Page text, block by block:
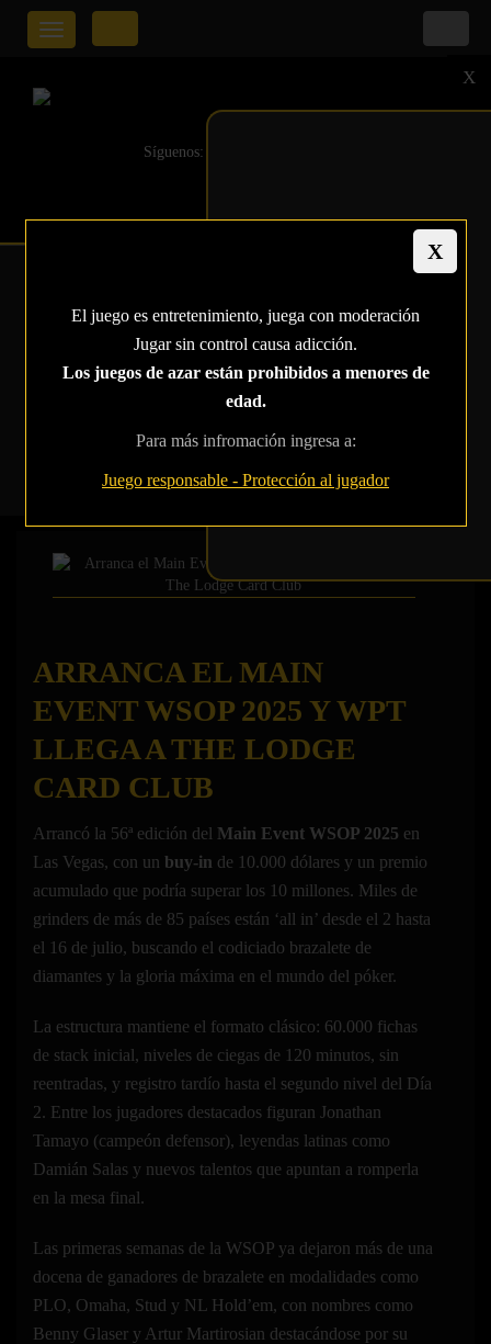
X
El juego es entretenimiento, juega con moderación
Jugar sin control causa adicción.
Los juegos de azar están prohibidos a menores de
edad.
Para más infromación ingresa a:
Juego responsable - Protección al jugador
Síguenos:
Toggle
navigation
ARRANCA EL MAIN
EVENT WSOP 2025 Y
WPT LLEGA A THE
LODGE CARD CLUB
Tag torneo de póker 2025
ARRANCA EL MAIN
EVENT WSOP 2025 Y WPT
LLEGA A THE LODGE
CARD CLUB
Arrancó la 56ª edición del Main Event WSOP 2025 en
Las Vegas, con un buy‑in de 10.000 dólares y un premio
acumulado que podría superar los 10 millones. Miles de
grinders de más de 85 países están ‘all in’ desde el 2 hasta
el 16 de julio, buscando el codiciado brazalete de
diamantes y la gloria máxima en el mundo del póker.
La estructura mantiene el formato clásico: 60.000 fichas
de stack inicial, niveles de ciegas de 120 minutos, sin
reentradas, y registro tardío hasta el segundo nivel del Día
2. Entre los jugadores destacados figuran Jonathan
Tamayo (campeón defensor), leyendas latinas como
Damián Salas y nuevos talentos que apuntan a romperla
en la mesa final.
Las primeras semanas de la WSOP ya dejaron más de una
docena de ganadores de brazalete en modalidades como
PLO, Omaha, Stud y NL Hold’em, con nombres como
Benny Glaser y Artur Martirosian destacándose por su